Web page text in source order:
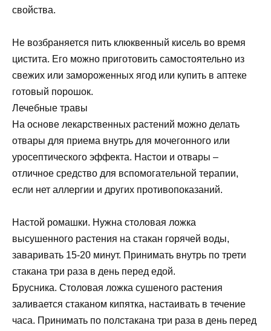
свойства.
Не возбраняется пить клюквенный кисель во время
цистита. Его можно приготовить самостоятельно из
свежих или замороженных ягод или купить в аптеке
готовый порошок.
Лечебные травы
На основе лекарственных растений можно делать
отвары для приема внутрь для мочегонного или
уросептического эффекта. Настои и отвары –
отличное средство для вспомогательной терапии,
если нет аллергии и других противопоказаний.
Настой ромашки. Нужна столовая ложка
высушенного растения на стакан горячей воды,
заваривать 15-20 минут. Принимать внутрь по трети
стакана три раза в день перед едой.
Брусника. Столовая ложка сушеного растения
заливается стаканом кипятка, настаивать в течение
часа. Принимать по полстакана три раза в день перед